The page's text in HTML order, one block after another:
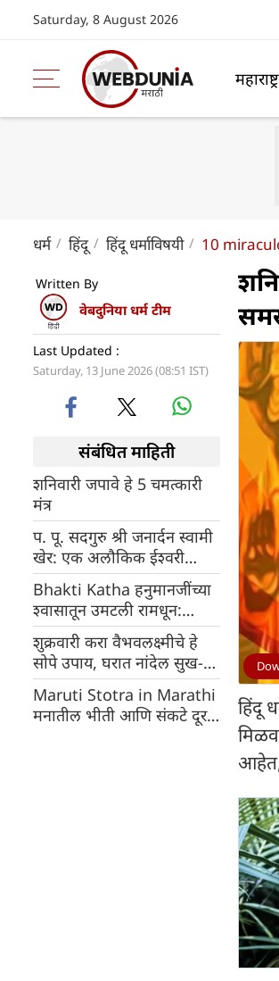
Saturday, 8 August 2026
धर्म हिंदू हिंदू धर्माविषयी 10
Written By
वेबदुनिया धर्म टीम
Last Updated :
Saturday, 13 June 2026 (08:51 IST)
संबंधित माहिती
शनिवारी जपावे हे 5 चमत्कारी
मंत्र
प. पू. सदगुरु श्री जनार्दन स्वामी
खेर: एक अलौकिक ईश्वरी
शक्ती आणि तारणहार
Bhakti Katha हनुमानजींच्या
श्वासातून उमटली रामधून:
महादेव-पार्वतींसह सबंध देवलोक
डोलला!
शुक्रवारी करा वैभवलक्ष्मीचे हे
सोपे उपाय, घरात नांदेल सुख-
समृद्धी
Maruti Stotra in Marathi
मनातील भीती आणि संकटे दूर
हिंदू
आहेत,